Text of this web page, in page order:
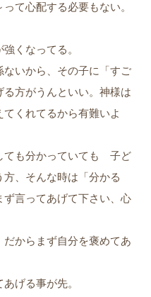
て心配する必要もない。
くなってる。
いから、その子に「すご
方がうんといい。神様は
くれてるから有難いよ
ても分かっていても 子ど
、そんな時は「分かる
ず言ってあげて下さい、心
からまず自分を褒めてあ
げる事が先。